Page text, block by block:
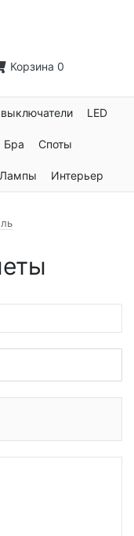
Корзина 0
LED
Бра Споты
Лампы Интерьер